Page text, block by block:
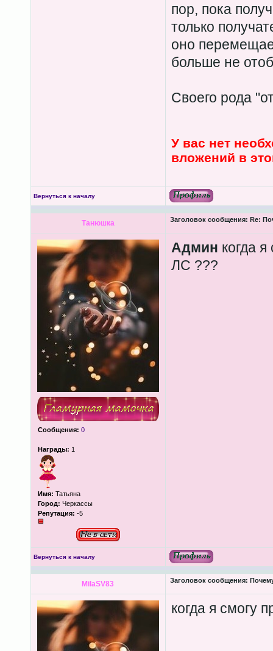
пор, пока
только
оно
больше не
Своего рода
У вас нет
вложений в
Вернуться к началу
Танюшка Заголовок сообщения: Re:
Сообщения: 0
Награды: 1
Имя: Татьяна
Город: Черкассы
Репутация: -5
Админ когда
ЛС ???
Вернуться к началу
MilaSV83 Заголовок сообщения:
когда я смогу